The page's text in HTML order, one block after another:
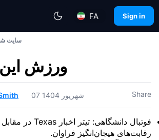
FA Sign in
سایت
ورزش
07 شهریور 1404 Share
رقابت‌های هیجان‌انگیز فراوان.